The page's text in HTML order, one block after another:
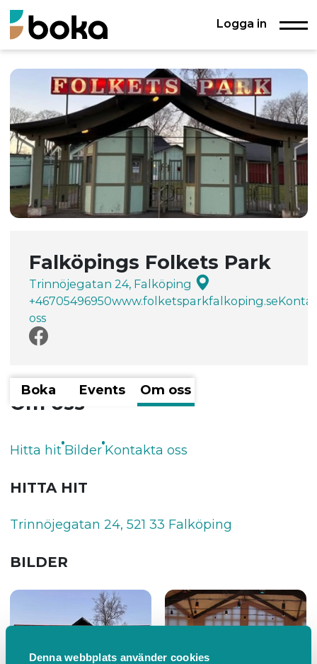
Denna webbplats använder cookies
Logga in
Falköpings Folkets Park
Trinnöjegatan 24, Falköping
+46705496950www.folketsparkfalkoping.se
oss
Boka Events Om oss
Om oss
Hitta hit Bilder Kontakta oss
HITTA HIT
Trinnöjegatan 24, 521 33 Falköping
BILDER